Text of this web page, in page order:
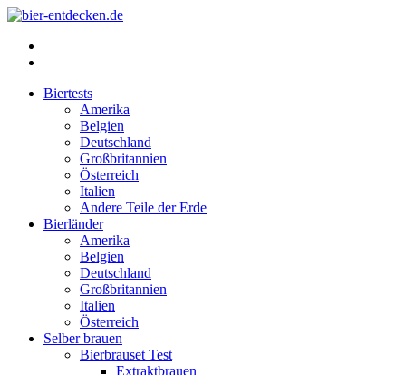
Biertests
Amerika
Belgien
Deutschland
Großbritannien
Österreich
Italien
Andere Teile der Erde
Bierländer
Amerika
Belgien
Deutschland
Großbritannien
Italien
Österreich
Selber brauen
Bierbrauset Test
Extraktbrauen